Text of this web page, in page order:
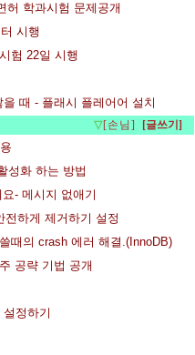
허 학과시험 문제공개
시행
험 22일 시행
때 - 플래시 플레어어 설치
▽[손님]
성화 하는 방법
- 메시지 없애기
전하게 제거하기 설정
때의 crash 에러 해결.(InnoDB)
공략 기법 공개
정하기